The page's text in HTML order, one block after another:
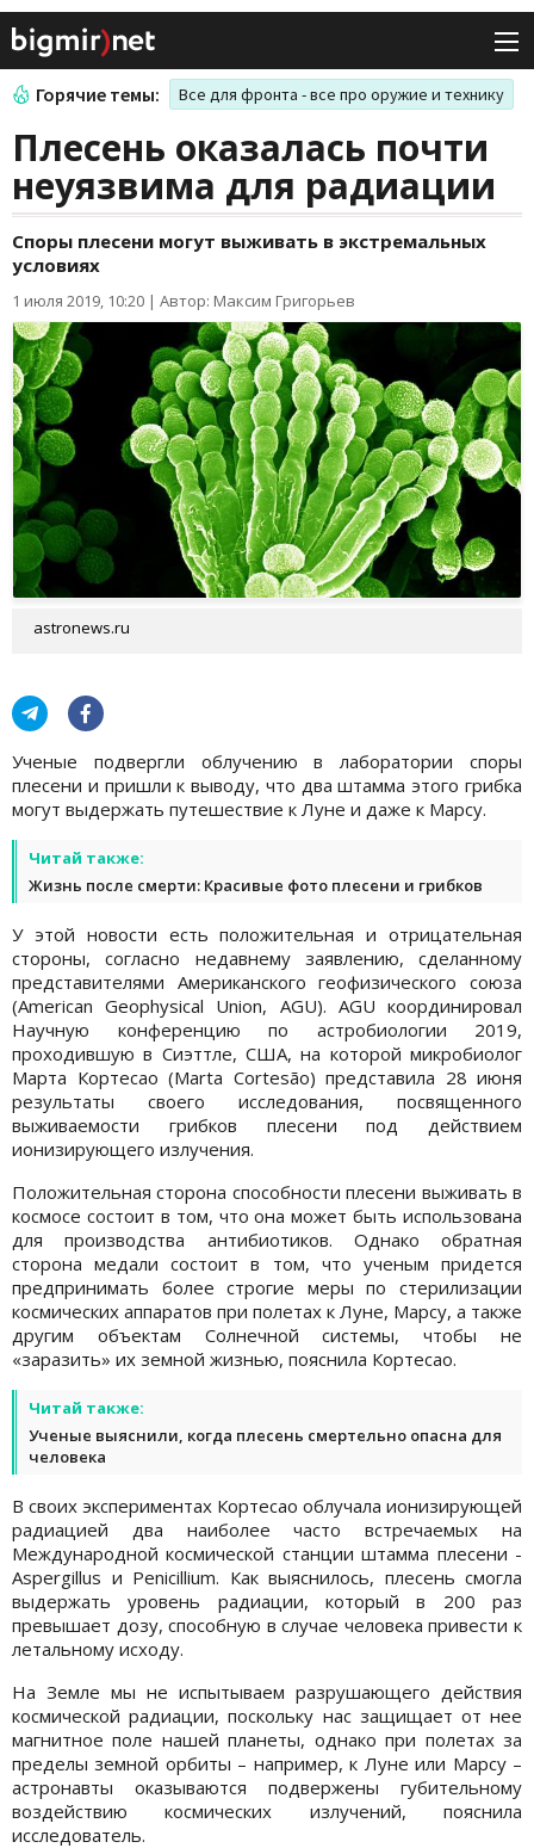
Горячие темы: Все для фронта - все про оружие и технику
Плесень оказалась почти
неуязвима для радиации
Споры плесени могут выживать в экстремальных
условиях
1 июля 2019, 10:20 | Автор: Максим Григорьев
astronews.ru
Ученые подвергли облучению в лаборатории споры
плесени и пришли к выводу, что два штамма этого грибка
могут выдержать путешествие к Луне и даже к Марсу.
Читай также:
Жизнь после смерти: Красивые фото плесени и грибков
У этой новости есть положительная и отрицательная
стороны, согласно недавнему заявлению, сделанному
представителями Американского геофизического союза
(American Geophysical Union, AGU). AGU координировал
Научную конференцию по астробиологии 2019,
проходившую в Сиэттле, США, на которой микробиолог
Марта Кортесао (Marta Cortesão) представила 28 июня
результаты своего исследования, посвященного
выживаемости грибков плесени под действием
ионизирующего излучения.
Положительная сторона способности плесени выживать в
космосе состоит в том, что она может быть использована
для производства антибиотиков. Однако обратная
сторона медали состоит в том, что ученым придется
предпринимать более строгие меры по стерилизации
космических аппаратов при полетах к Луне, Марсу, а также
другим объектам Солнечной системы, чтобы не
«заразить» их земной жизнью, пояснила Кортесао.
Читай также:
Ученые выяснили, когда плесень смертельно опасна для
человека
В своих экспериментах Кортесао облучала ионизирующей
радиацией два наиболее часто встречаемых на
Международной космической станции штамма плесени -
Aspergillus и Penicillium. Как выяснилось, плесень смогла
выдержать уровень радиации, который в 200 раз
превышает дозу, способную в случае человека привести к
летальному исходу.
На Земле мы не испытываем разрушающего действия
космической радиации, поскольку нас защищает от нее
магнитное поле нашей планеты, однако при полетах за
пределы земной орбиты – например, к Луне или Марсу –
астронавты оказываются подвержены губительному
воздействию космических излучений, пояснила
исследователь.